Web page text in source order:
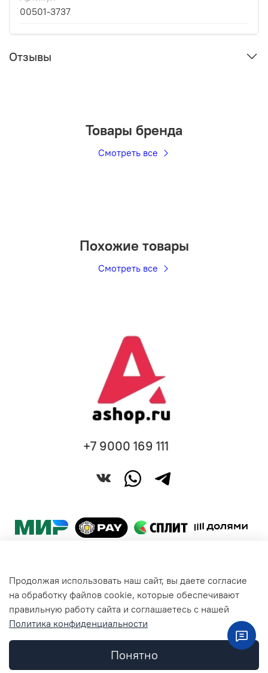
00501-3737
Отзывы
Товары бренда
Смотреть все
Похожие товары
Смотреть все
Покупателям
Общая информация
+7 9000 169 111
Продолжая использовать наш сайт, вы даете согласие
на обработку файлов cookie, которые обеспечивают
правильную работу сайта и соглашаетесь с нашей
Политика конфиденциальности
Понятно